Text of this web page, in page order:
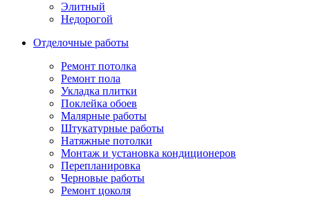
Элитный
Недорогой
Отделочные работы
Ремонт потолка
Ремонт пола
Укладка плитки
Поклейка обоев
Малярные работы
Штукатурные работы
Натяжные потолки
Монтаж и установка кондиционеров
Перепланировка
Черновые работы
Ремонт цоколя